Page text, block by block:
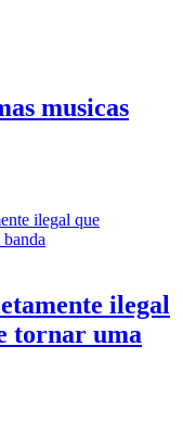
musicas
ilegal
tornar uma